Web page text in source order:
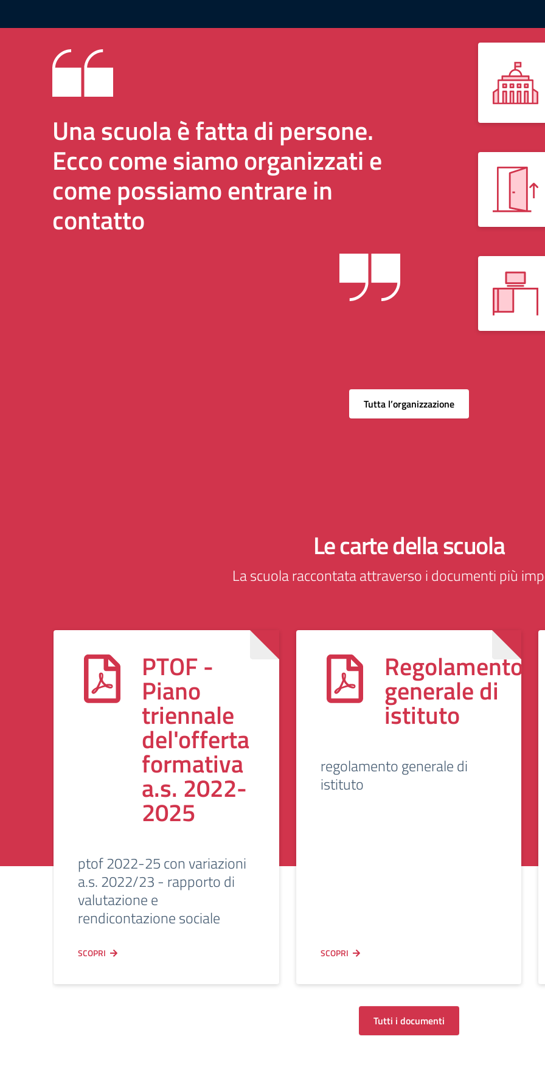
Una scuola è fatta di persone.
Ecco come siamo organizzati e
come possiamo entrare in
contatto
Tutta l’organizzazione
Le carte della scuola
La scuola raccontata attraverso i documenti più
PTOF -
Piano
triennale
del'offerta
formativa
a.s. 2022-
2025
ptof 2022-25 con variazioni
a.s. 2022/23 - rapporto di
valutazione e
rendicontazione sociale
SCOPRI
Regolamento
generale di
istituto
regolamento generale di
istituto
SCOPRI
Tutti i documenti